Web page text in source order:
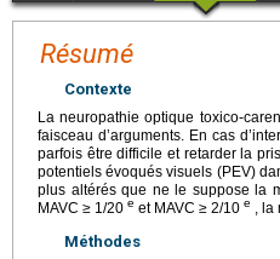
Résumé
Contexte
La neuropathie optique toxico-
faisceau d’arguments. En cas
parfois être difficile et retarder la
potentiels évoqués visuels (PEV)
plus altérés que ne le suppose la
MAVC ≥ 1/20 e et MAVC ≥ 2/10 e , la
Méthodes